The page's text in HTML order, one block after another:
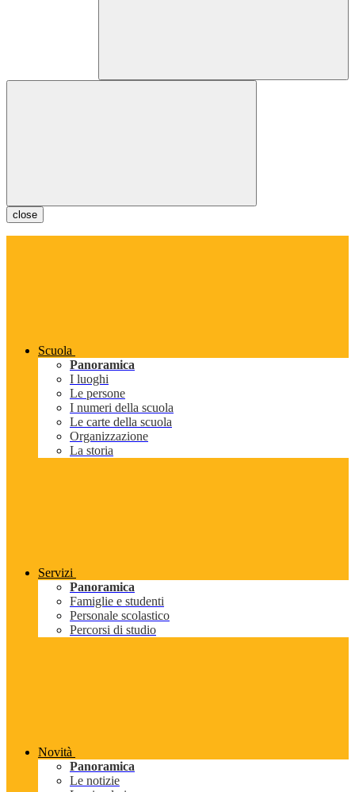
close
Scuola
Panoramica
I luoghi
Le persone
I numeri della scuola
Le carte della scuola
Organizzazione
La storia
Servizi
Panoramica
Famiglie e studenti
Personale scolastico
Percorsi di studio
Novità
Panoramica
Le notizie